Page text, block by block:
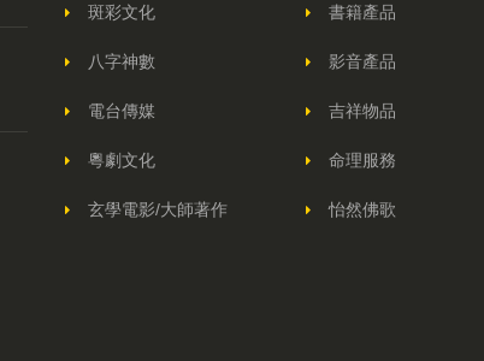
斑彩文化
八字神數
電台傳媒
粵劇文化
玄學電影/大師著作
書籍產品
影音產品
吉祥物品
命理服務
怡然佛歌